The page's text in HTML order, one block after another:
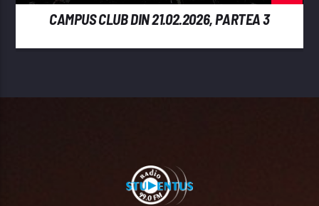
CAMPUS CLUB DIN 21.02.2026, PARTEA 3